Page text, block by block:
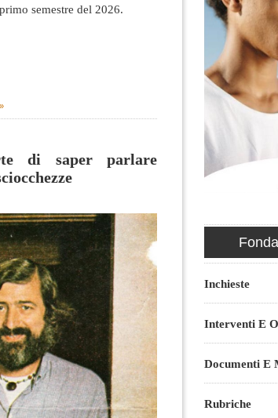
semestre del 2026.
di saper parlare
Inchieste
Interventi E
Documenti E
Rubriche